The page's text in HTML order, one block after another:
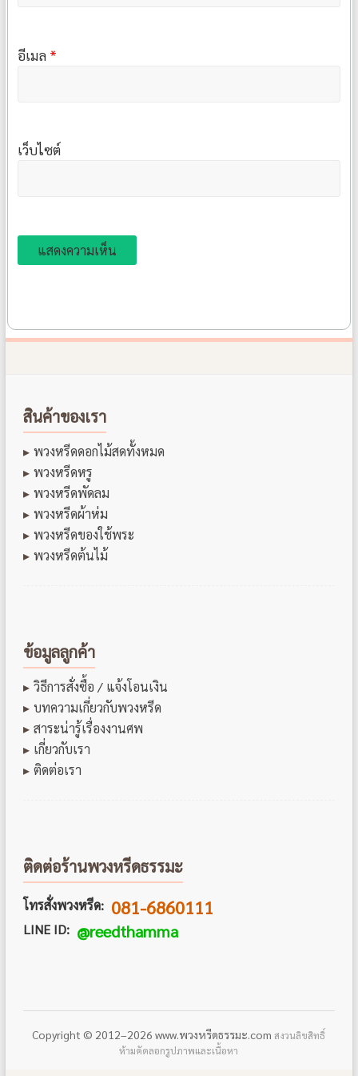
อีเมล *
เว็บไซต์
สินค้าของเรา
พวงหรีดดอกไม้สดทั้งหมด
พวงหรีดหรู
พวงหรีดพัดลม
พวงหรีดผ้าห่ม
พวงหรีดของใช้พระ
พวงหรีดต้นไม้
ข้อมูลลูกค้า
วิธีการสั่งซื้อ / แจ้งโอนเงิน
บทความเกี่ยวกับพวงหรีด
สาระน่ารู้เรื่องงานศพ
เกี่ยวกับเรา
ติดต่อเรา
ติดต่อร้านพวงหรีดธรรมะ
โทรสั่งพวงหรีด: 081-6860111
LINE ID: @reedthamma
Copyright © 2012–2026 www.พวงหรีดธรรมะ.comสงวนลิขสิทธิ์
ห้ามคัดลอกรูปภาพและเนื้อหา